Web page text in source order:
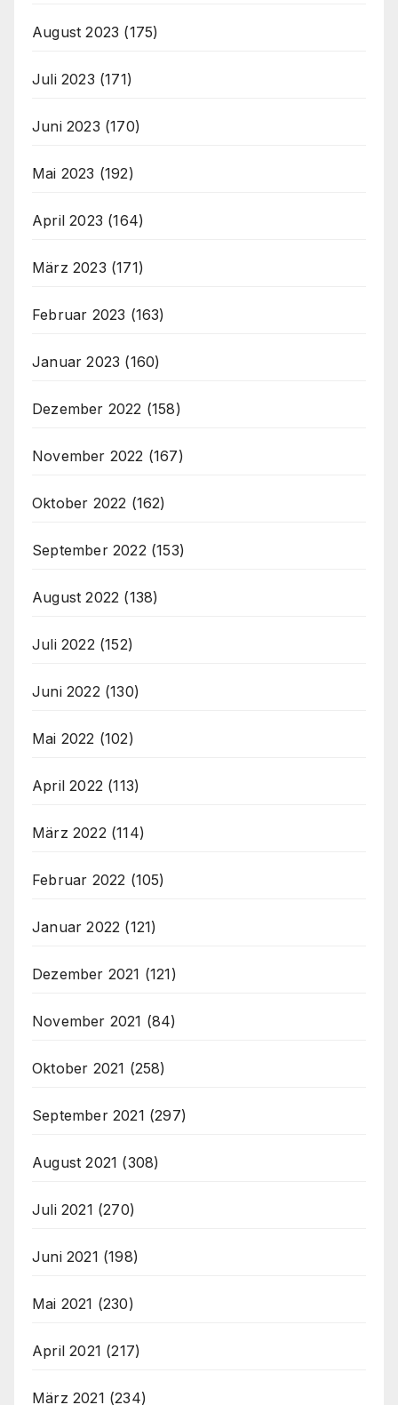
August 2023 (175)
Juli 2023 (171)
Juni 2023 (170)
Mai 2023 (192)
April 2023 (164)
März 2023 (171)
Februar 2023 (163)
Januar 2023 (160)
Dezember 2022 (158)
November 2022 (167)
Oktober 2022 (162)
September 2022 (153)
August 2022 (138)
Juli 2022 (152)
Juni 2022 (130)
Mai 2022 (102)
April 2022 (113)
März 2022 (114)
Februar 2022 (105)
Januar 2022 (121)
Dezember 2021 (121)
November 2021 (84)
Oktober 2021 (258)
September 2021 (297)
August 2021 (308)
Juli 2021 (270)
Juni 2021 (198)
Mai 2021 (230)
April 2021 (217)
März 2021 (234)